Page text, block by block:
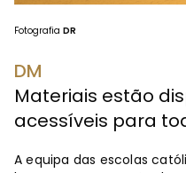
Fotografia DR
DM
Materiais estão
acessíveis para
A equipa das escolas